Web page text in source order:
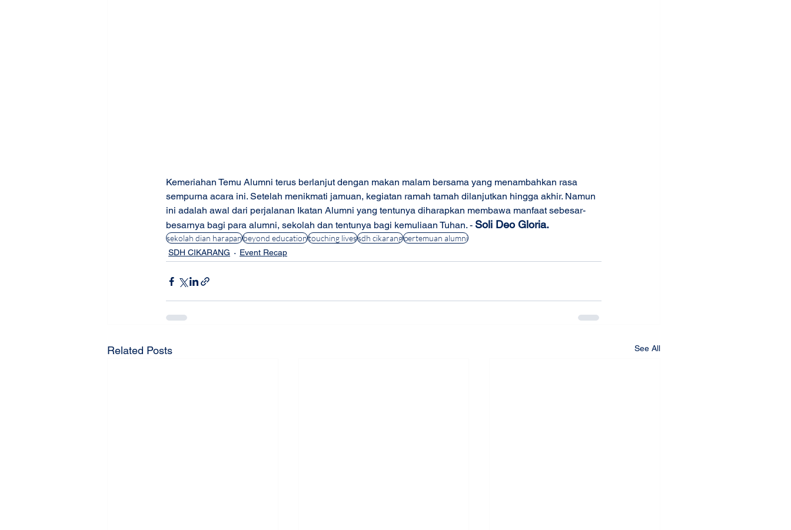
Kemeriahan Temu Alumni terus berlanjut dengan makan malam bersama yang menambahkan rasa
sempurna acara ini. Setelah menikmati jamuan, kegiatan ramah tamah dilanjutkan hingga akhir. Namun
ini adalah awal dari perjalanan Ikatan Alumni yang tentunya diharapkan membawa manfaat sebesar-
besarnya bagi para alumni, sekolah dan tentunya bagi kemuliaan Tuhan. - Soli Deo Gloria.
sekolah dian harapanbeyond educationtouching livessdh cikarangpertemuan alumni
SDH CIKARANG Event Recap
Related Posts See All